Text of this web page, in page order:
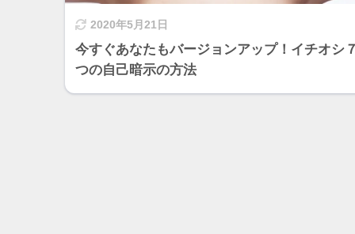
2020年5月21日
今すぐあなたもバージョンアップ！イチオシ
つの自己暗示の方法